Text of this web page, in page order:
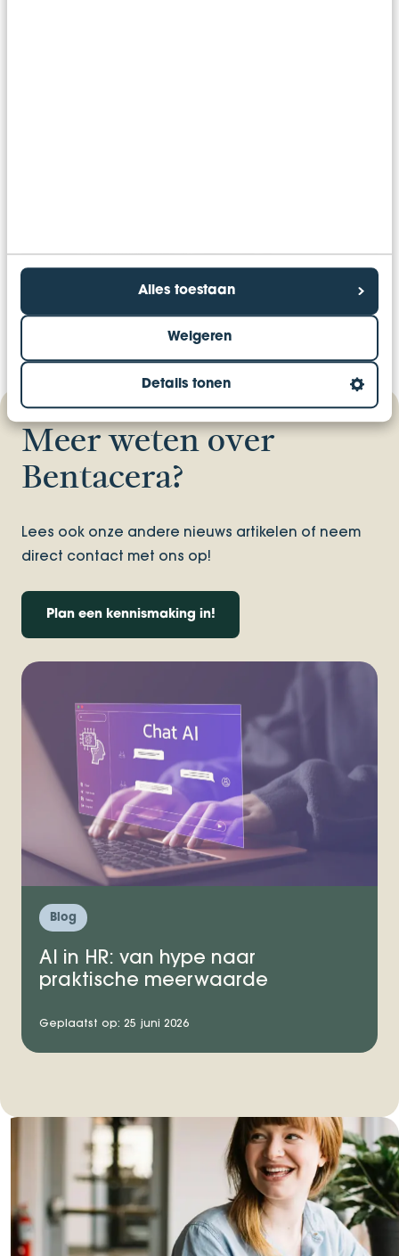
Alles toestaan
Weigeren
Details tonen
Meer weten over
Bentacera?
Lees ook onze andere nieuws artikelen of neem
direct contact met ons op!
Plan een kennismaking in!
Blog
AI in HR: van hype naar
praktische meerwaarde
Geplaatst op: 25 juni 2026